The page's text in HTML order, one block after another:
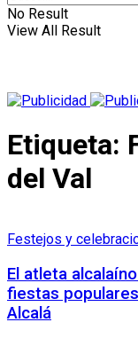
No Result
View All Result
Etiqueta:
del Val
Festejos y
El atleta
fiestas
Alcalá